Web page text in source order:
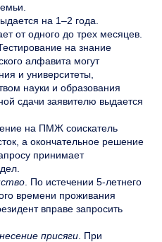
на 1–2 года.
от одного до трех месяцев.
Тестирование на знание
алфавита могут
и университеты,
науки и образования
сдачи заявителю выдается
на ПМЖ соискатель
а окончательное решение
принимает
. По истечении 5-летнего
времени проживания
вправе запросить
присяги . При